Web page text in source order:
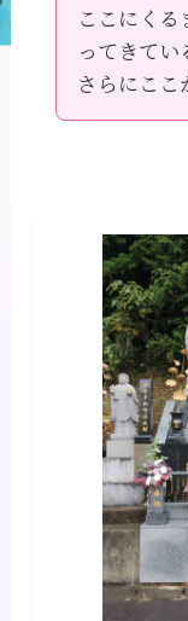
ここにく
ってきてい
さらにこ